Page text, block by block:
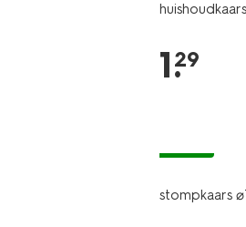
1.
29
stompkaars